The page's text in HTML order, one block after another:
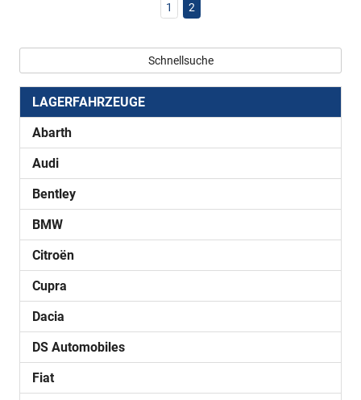
1 2
Schnellsuche
LAGERFAHRZEUGE
Abarth
Audi
Bentley
BMW
Citroën
Cupra
Dacia
DS Automobiles
Fiat